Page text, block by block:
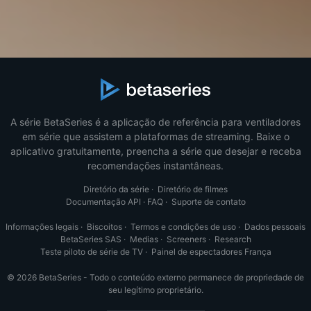
A série BetaSeries é a aplicação de referência para ventiladores
em série que assistem a plataformas de streaming. Baixe o
aplicativo gratuitamente, preencha a série que desejar e receba
recomendações instantâneas.
Diretório da série · Diretório de filmes
Documentação API · FAQ· Suporte de contato
Informações legais · Biscoitos · Termos e condições de uso · Dados pessoais
BetaSeries SAS · Medias· Screeners· Research
Teste piloto de série de TV· Painel de espectadores França
© 2026 BetaSeries - Todo o conteúdo externo permanece de propriedade de
seu legítimo proprietário.